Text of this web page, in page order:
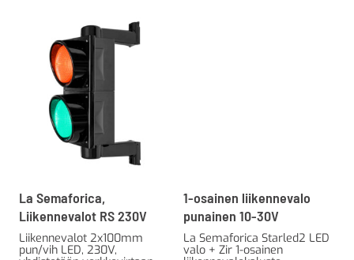
La Semaforica,
Liikennevalot RS 230V
Liikennevalot 2x100mm
pun/vih LED, 230V,
1-osainen liikennevalo
punainen 10-30V
La Semaforica Starled2 LED
valo + Zir 1-osainen